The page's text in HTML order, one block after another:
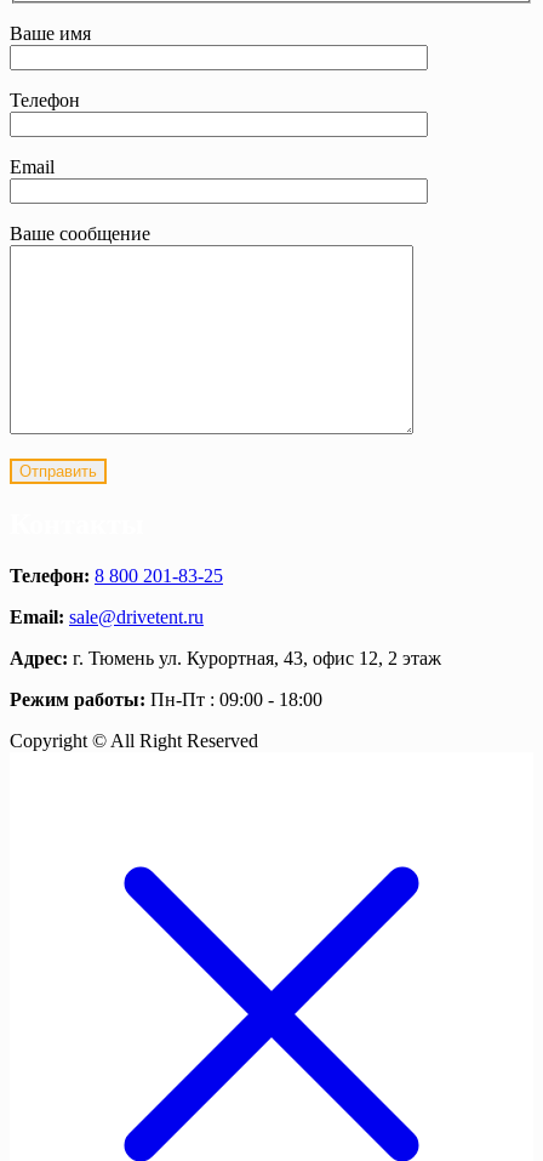
Ваше имя
Телефон
Email
Ваше сообщение
Телефон: 8 800 201-83-25
Email: sale@drivetent.ru
Адрес: г. Тюмень ул. Курортная, 43, офис 12, 2 этаж
Режим работы: Пн-Пт : 09:00 - 18:00
Copyright © All Right Reserved